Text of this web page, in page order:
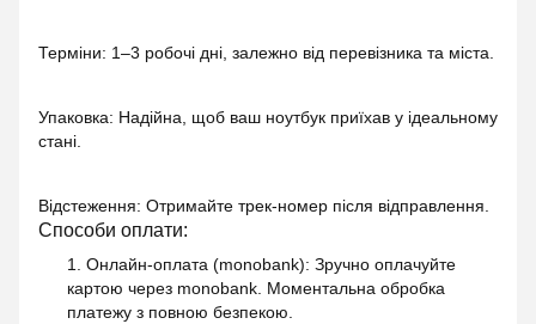
Терміни: 1–3 робочі дні, залежно від перевізника та міста.
Упаковка: Надійна, щоб ваш ноутбук приїхав у ідеальному
стані.
Відстеження: Отримайте трек-номер після відправлення.
Способи оплати:
1. Онлайн-оплата (monobank): Зручно оплачуйте
картою через monobank. Моментальна обробка
платежу з повною безпекою.